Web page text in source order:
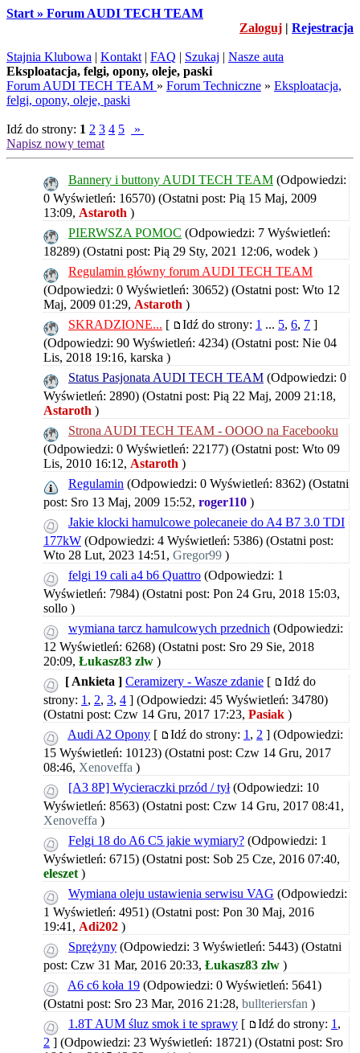
Start » Forum AUDI TECH TEAM
Zaloguj | Rejestracja
Stajnia Klubowa | Kontakt | FAQ | Szukaj | Nasze auta
Eksploatacja, felgi, opony, oleje, paski
Forum AUDI TECH TEAM » Forum Techniczne » Eksploatacja,
felgi, opony, oleje, paski
Idź do strony: 1 2 3 4 5
»
Napisz nowy temat
Bannery i buttony AUDI TECH TEAM (Odpowiedzi:
0 Wyświetleń: 16570) (Ostatni post: Pią 15 Maj, 2009
13:09, Astaroth )
PIERWSZA POMOC (Odpowiedzi: 7 Wyświetleń:
18289) (Ostatni post: Pią 29 Sty, 2021 12:06, wodek )
Regulamin główny forum AUDI TECH TEAM
(Odpowiedzi: 0 Wyświetleń: 30652) (Ostatni post: Wto 12
Maj, 2009 01:29, Astaroth )
SKRADZIONE... [ Idź do strony: 1 ... 5, 6, 7 ]
(Odpowiedzi: 90 Wyświetleń: 4234) (Ostatni post: Nie 04
Lis, 2018 19:16, karska )
Status Pasjonata AUDI TECH TEAM (Odpowiedzi: 0
Wyświetleń: 2890) (Ostatni post: Pią 22 Maj, 2009 21:18,
Astaroth )
Strona AUDI TECH TEAM - OOOO na Facebooku
(Odpowiedzi: 0 Wyświetleń: 22177) (Ostatni post: Wto 09
Lis, 2010 16:12, Astaroth )
Regulamin (Odpowiedzi: 0 Wyświetleń: 8362) (Ostatni
post: Sro 13 Maj, 2009 15:52, roger110 )
Jakie klocki hamulcowe polecaneie do A4 B7 3.0 TDI
177kW (Odpowiedzi: 4 Wyświetleń: 5386) (Ostatni post:
Wto 28 Lut, 2023 14:51, Gregor99 )
felgi 19 cali a4 b6 Quattro (Odpowiedzi: 1
Wyświetleń: 7984) (Ostatni post: Pon 24 Gru, 2018 15:03,
sollo )
wymiana tarcz hamulcowych przednich (Odpowiedzi:
12 Wyświetleń: 6268) (Ostatni post: Sro 29 Sie, 2018
20:09, Łukasz83 zlw )
[ Ankieta ] Ceramizery - Wasze zdanie [
Idź do
strony: 1 , 2, 3, 4 ] (Odpowiedzi: 45 Wyświetleń: 34780)
(Ostatni post: Czw 14 Gru, 2017 17:23, Pasiak )
Audi A2 Opony [ Idź do strony: 1 , 2 ] (Odpowiedzi:
15 Wyświetleń: 10123) (Ostatni post: Czw 14 Gru, 2017
08:46, Xenoveffa )
[A3 8P] Wycieraczki przód / tył (Odpowiedzi: 10
Wyświetleń: 8563) (Ostatni post: Czw 14 Gru, 2017 08:41,
Xenoveffa )
Felgi 18 do A6 C5 jakie wymiary? (Odpowiedzi: 1
Wyświetleń: 6715) (Ostatni post: Sob 25 Cze, 2016 07:40,
eleszet )
Wymiana oleju ustawienia serwisu VAG (Odpowiedzi:
1 Wyświetleń: 4951) (Ostatni post: Pon 30 Maj, 2016
19:41, Adi202 )
Sprężyny (Odpowiedzi: 3 Wyświetleń: 5443) (Ostatni
post: Czw 31 Mar, 2016 20:33, Łukasz83 zlw )
A6 c6 koła 19 (Odpowiedzi: 0 Wyświetleń: 5641)
(Ostatni post: Sro 23 Mar, 2016 21:28, bullteriersfan )
1.8T AUM śluz smok i te sprawy [ Idź do strony: 1 ,
2 ] (Odpowiedzi: 23 Wyświetleń: 18721) (Ostatni post: Sro